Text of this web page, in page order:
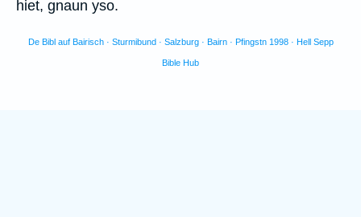
hiet, gnaun yso.
De Bibl auf Bairisch · Sturmibund · Salzburg · Bairn · Pfingstn 1998 · Hell Sepp
Bible Hub